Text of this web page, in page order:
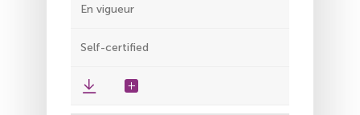
En vigueur
Self-certified